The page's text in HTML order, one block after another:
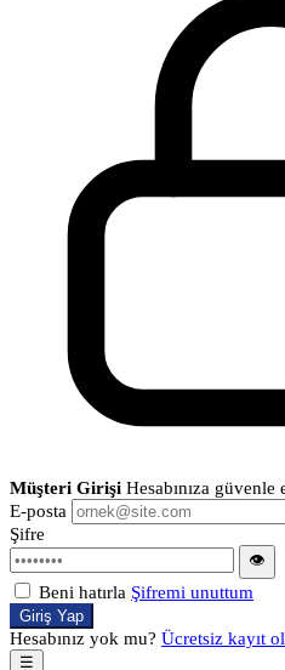
Müşteri Girişi Hesabınıza güvenle
E-posta
Şifre
👁
Beni hatırla Şifremi unuttum
Giriş Yap
Hesabınız yok mu? Ücretsiz kayıt
☰